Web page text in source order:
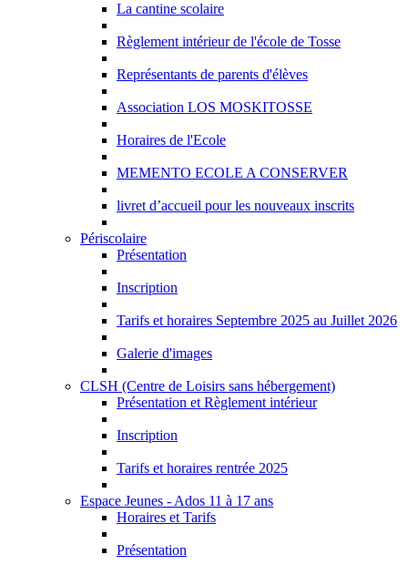
La cantine scolaire
Règlement intérieur de l'école de Tosse
Représentants de parents d'élèves
Association LOS MOSKITOSSE
Horaires de l'Ecole
MEMENTO ECOLE A CONSERVER
livret d’accueil pour les nouveaux inscrits
Périscolaire
Présentation
Inscription
Tarifs et horaires Septembre 2025 au Juillet 2026
Galerie d'images
CLSH (Centre de Loisirs sans hébergement)
Présentation et Règlement intérieur
Inscription
Tarifs et horaires rentrée 2025
Espace Jeunes - Ados 11 à 17 ans
Horaires et Tarifs
Présentation